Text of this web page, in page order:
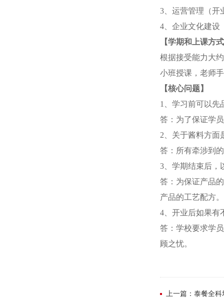
3、运营管理（
4、企业文化建设
【学期和上课方
根据接受能力大约6-8
小班授课，老师
【核心问题】
1、学习前可以先
答：为了保证学
2、关于酱料方面
答：所有牵涉到的
3、学期结束后
答：为保证产
产品的工艺配方。
4、开业后如果
答：学校要求学
顾之忧。
上一篇：泰餐全